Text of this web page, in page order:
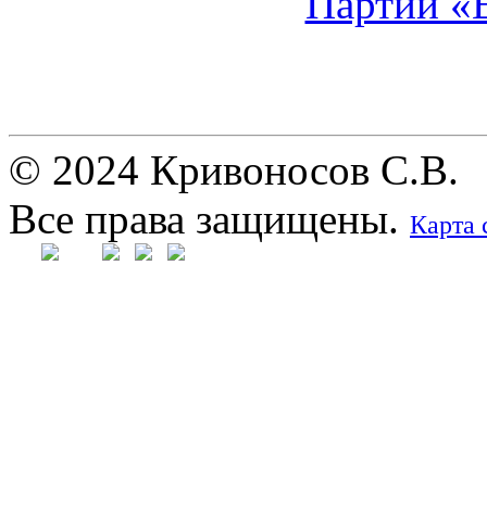
© 2024 Кривоносов С.В.
Все права защищены. Карта